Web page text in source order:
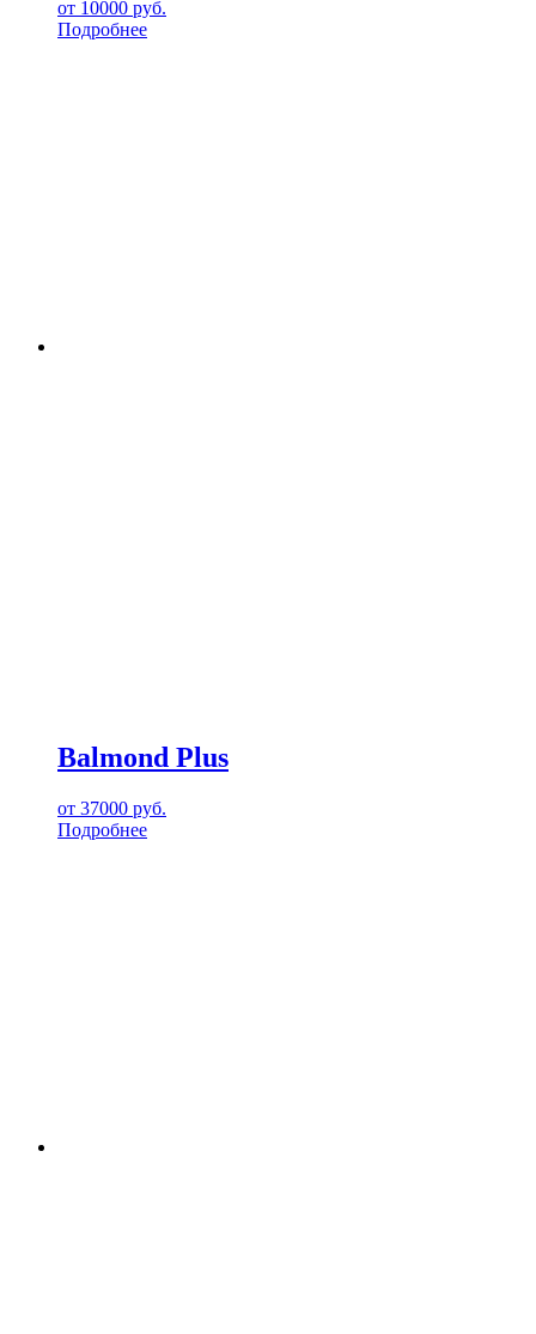
от 10000 руб.
Подробнее
Balmond Plus
от 37000 руб.
Подробнее